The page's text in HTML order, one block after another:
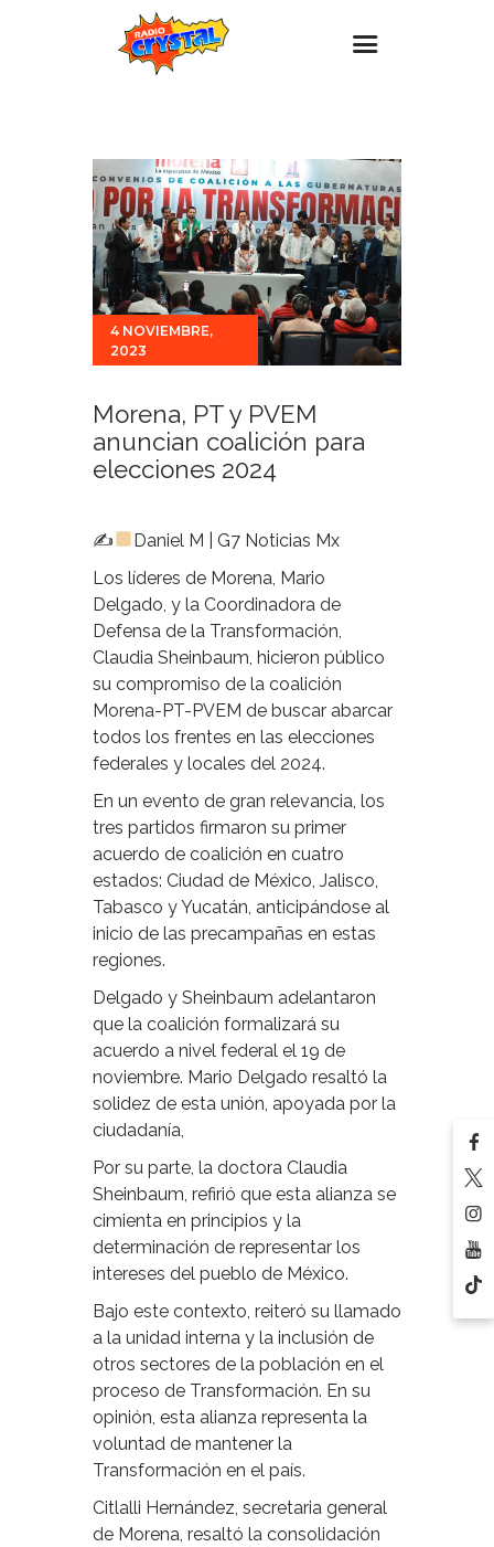
Estaciones
Eventos
Promociones
Noticias
Para ti
Contacto
4 NOVIEMBRE,
2023
Morena, PT y PVEM
anuncian coalición para
elecciones 2024
✍
Daniel M | G7 Noticias Mx
Los líderes de Morena, Mario
Delgado, y la Coordinadora de
Defensa de la Transformación,
Claudia Sheinbaum, hicieron público
su compromiso de la coalición
Morena-PT-PVEM de buscar abarcar
todos los frentes en las elecciones
federales y locales del 2024.
En un evento de gran relevancia, los
tres partidos firmaron su primer
acuerdo de coalición en cuatro
estados: Ciudad de México, Jalisco,
Tabasco y Yucatán, anticipándose al
inicio de las precampañas en estas
regiones.
Delgado y Sheinbaum adelantaron
que la coalición formalizará su
acuerdo a nivel federal el 19 de
noviembre. Mario Delgado resaltó la
solidez de esta unión, apoyada por la
ciudadanía,
Por su parte, la doctora Claudia
Sheinbaum, refirió que esta alianza se
cimienta en principios y la
determinación de representar los
intereses del pueblo de México.
Bajo este contexto, reiteró su llamado
a la unidad interna y la inclusión de
otros sectores de la población en el
proceso de Transformación. En su
opinión, esta alianza representa la
voluntad de mantener la
Transformación en el país.
Citlalli Hernández, secretaria general
de Morena, resaltó la consolidación